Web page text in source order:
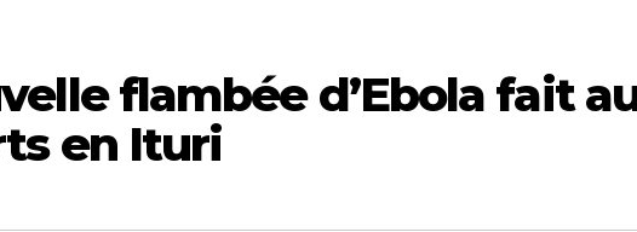
flambée d’Ebola fait
en Ituri